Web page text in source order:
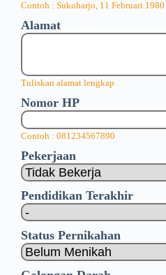
Contoh : Sukoharjo, 11 Februari 1980
Alamat
Tuliskan alamat lengkap
Nomor HP
Contoh : 081234567890
Pekerjaan
Pendidikan Terakhir
Status Pernikahan